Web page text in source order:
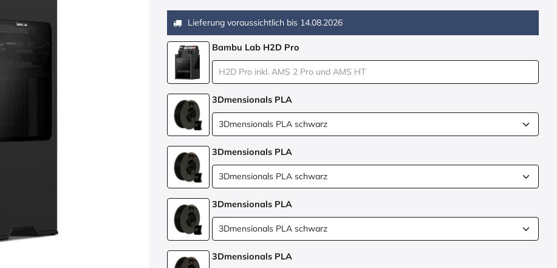
Lieferung voraussichtlich bis 14.08.2026
Bambu Lab H2D Pro
3Dmensionals PLA
3Dmensionals PLA
3Dmensionals PLA
3Dmensionals PLA